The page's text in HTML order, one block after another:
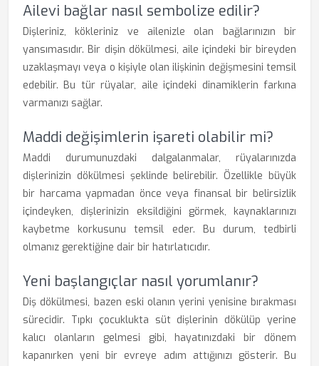
Ailevi bağlar nasıl sembolize edilir?
Dişleriniz, kökleriniz ve ailenizle olan bağlarınızın bir
yansımasıdır. Bir dişin dökülmesi, aile içindeki bir bireyden
uzaklaşmayı veya o kişiyle olan ilişkinin değişmesini temsil
edebilir. Bu tür rüyalar, aile içindeki dinamiklerin farkına
varmanızı sağlar.
Maddi değişimlerin işareti olabilir mi?
Maddi durumunuzdaki dalgalanmalar, rüyalarınızda
dişlerinizin dökülmesi şeklinde belirebilir. Özellikle büyük
bir harcama yapmadan önce veya finansal bir belirsizlik
içindeyken, dişlerinizin eksildiğini görmek, kaynaklarınızı
kaybetme korkusunu temsil eder. Bu durum, tedbirli
olmanız gerektiğine dair bir hatırlatıcıdır.
Yeni başlangıçlar nasıl yorumlanır?
Diş dökülmesi, bazen eski olanın yerini yenisine bırakması
sürecidir. Tıpkı çocuklukta süt dişlerinin dökülüp yerine
kalıcı olanların gelmesi gibi, hayatınızdaki bir dönem
kapanırken yeni bir evreye adım attığınızı gösterir. Bu